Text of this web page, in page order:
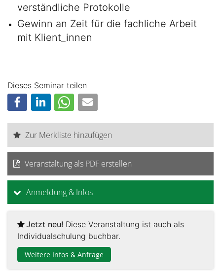
verständliche Protokolle
Gewinn an Zeit für die fachliche Arbeit
mit Klient_innen
Dieses Seminar teilen
Zur Merkliste hinzufügen
Veranstaltung als PDF erstellen
Anmeldung & Infos
Jetzt neu! Diese Veranstaltung ist auch als
Individualschulung buchbar.
Weitere Infos & Anfrage